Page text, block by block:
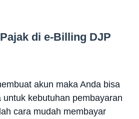
di e-Billing DJP
akun maka Anda bisa
untuk kebutuhan pembayaran
cara mudah membayar